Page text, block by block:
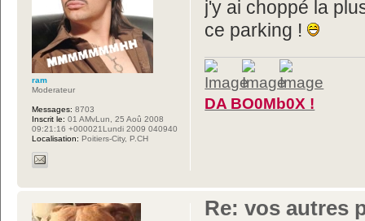
j'y ai choppé la
ce parking !
DA BO0Mb0X !
ram
Moderateur
Messages: 8703
Inscrit le: 01 AMvLun, 25 Aoû 2008
09:21:16 +000021Lundi 2009 040940
Localisation: Poitiers-City, P.CH
Re: vos autres